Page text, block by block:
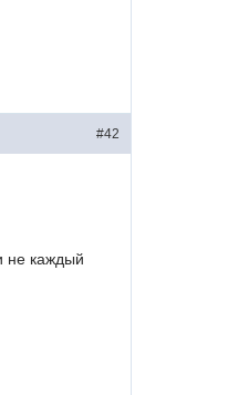
#42
не каждый